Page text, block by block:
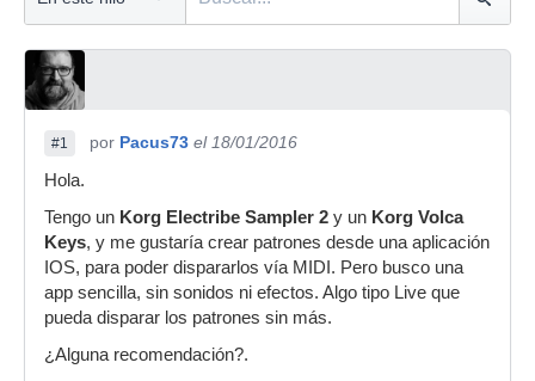
#1 por Pacus73 el 18/01/2016
Hola.
Tengo un Korg Electribe Sampler 2 y un Korg Volca
Keys, y me gustaría crear patrones desde una aplicación
IOS, para poder dispararlos vía MIDI. Pero busco una
app sencilla, sin sonidos ni efectos. Algo tipo Live que
pueda disparar los patrones sin más.
¿Alguna recomendación?.